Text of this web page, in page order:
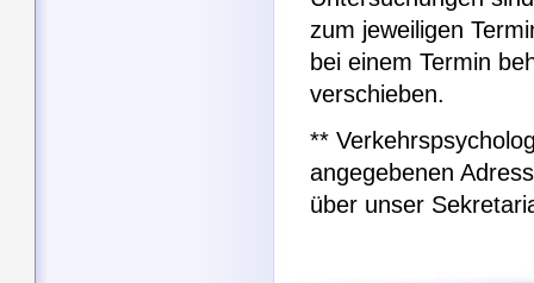
zum jeweiligen
bei einem Termin
verschieben.
**
angegebenen
über unser